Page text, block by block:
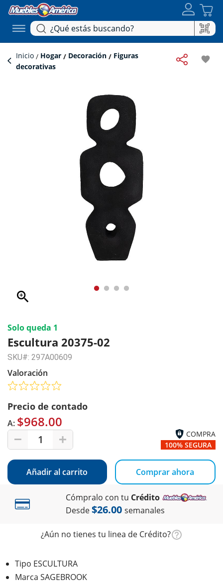
Inicio Hogar Decoración Figuras
decorativas
favorite
zoom_in
Solo queda 1
Escultura 20375-02
SKU#: 297A00609
Valoración
Precio de contado
A: $968.00
1
COMPRA
100% SEGURA
Añadir al carrito Comprar ahora
Cómpralo con tu Crédito
Desde$26.00 semanales
¿Aún no tienes tu linea de Crédito?
Tipo ESCULTURA
Marca SAGEBROOK